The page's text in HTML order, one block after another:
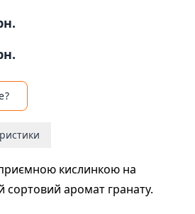
кислинкою на
сортовий аромат гранату.